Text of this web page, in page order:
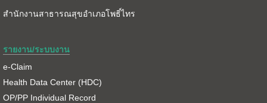
สำนักงานสาธารณสุขอำเภอโพธิ์ไทร
รายงาน/ระบบงาน
e-Claim
Health Data Center (HDC)
OP/PP Individual Record